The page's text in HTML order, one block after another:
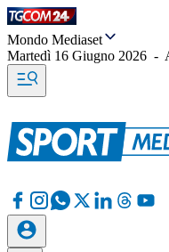
Mondo Mediaset
Martedì 16 Giugno 2026 -